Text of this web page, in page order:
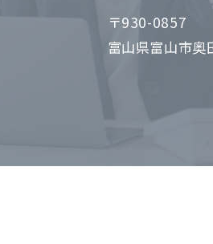
〒930-0857
富山県富山市